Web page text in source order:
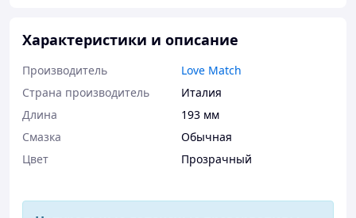
Характеристики и описание
Производитель
Love Match
Страна производитель
Италия
Длина
193 мм
Смазка
Обычная
Цвет
Прозрачный